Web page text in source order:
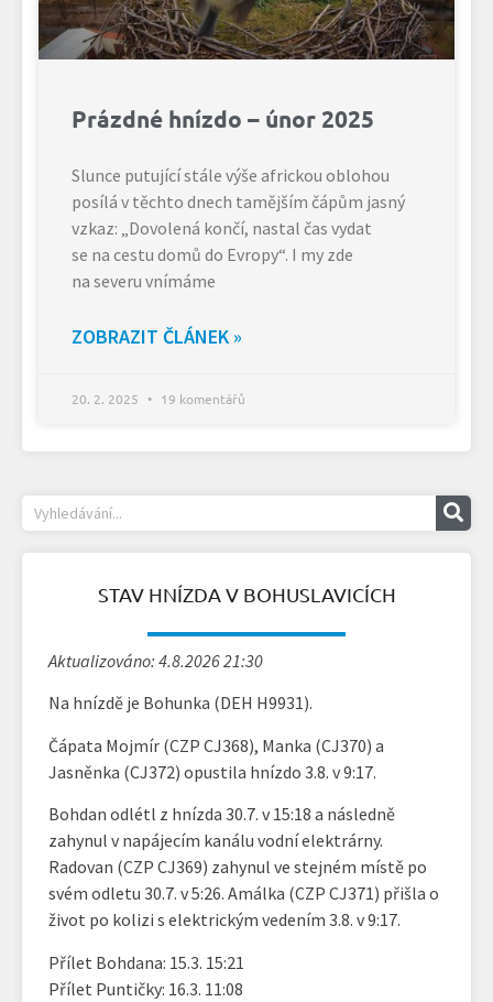
Prázdné hnízdo – únor 2025
Slunce putující stále výše africkou oblohou
posílá v těchto dnech tamějším čápům jasný
vzkaz: „Dovolená končí, nastal čas vydat
se na cestu domů do Evropy“. I my zde
na severu vnímáme
ZOBRAZIT ČLÁNEK »
20. 2. 2025 19 komentářů
STAV HNÍZDA V BOHUSLAVICÍCH
Aktualizováno: 4.8.2026 21:30
Na hnízdě je Bohunka (DEH H9931).
Čápata Mojmír (CZP CJ368), Manka (CJ370) a
Jasněnka (CJ372) opustila hnízdo 3.8. v 9:17.
Bohdan odlétl z hnízda 30.7. v 15:18 a následně
zahynul v napájecím kanálu vodní elektrárny.
Radovan (CZP CJ369) zahynul ve stejném místě po
svém odletu 30.7. v 5:26. Amálka (CZP CJ371) přišla o
život po kolizi s elektrickým vedením 3.8. v 9:17.
Přílet Bohdana: 15.3. 15:21
Přílet Puntičky: 16.3. 11:08